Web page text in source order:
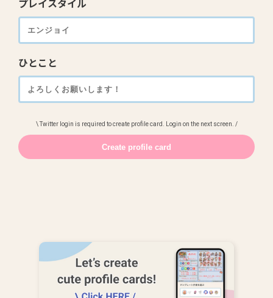
プレイスタイル
ひとこと
\ Twitter login is required to create profile card. Login on the next screen. /